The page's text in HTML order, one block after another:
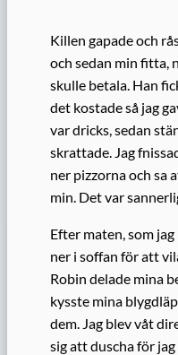
Killen gapade och
och sedan min fitta,
skulle betala. Han
det kostade så jag
var dricks, sedan
skrattade. Jag
ner pizzorna och sa
min. Det var
Efter maten, som
ner i soffan för att
Robin delade mina
kysste mina
dem. Jag blev våt
sig att duscha för